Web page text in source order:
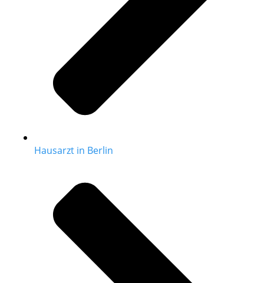
Hausarzt in Berlin